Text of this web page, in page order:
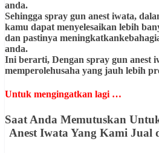
anda.
Sehingga spray gun anest iwata,
kamu dapat menyelesaikan lebih
dan pastinya
anda.
Ini berarti, Dengan spray gun anest
memperolehusaha yang jauh lebih
Untuk mengingatkan lagi …
Saat Anda Memutuskan
Anest Iwata Yang Kami Jual